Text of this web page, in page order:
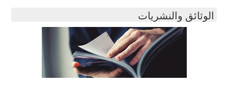
الوثائق والنشريات